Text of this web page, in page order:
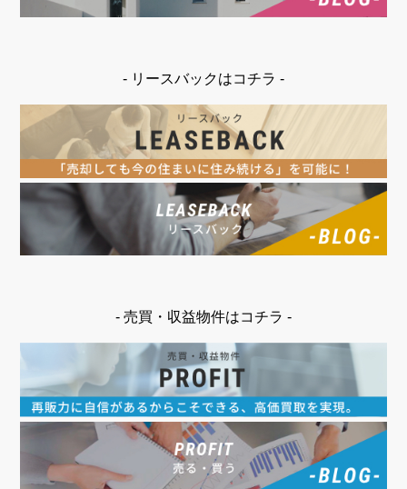
- リースバックはコチラ -
- 売買・収益物件はコチラ -